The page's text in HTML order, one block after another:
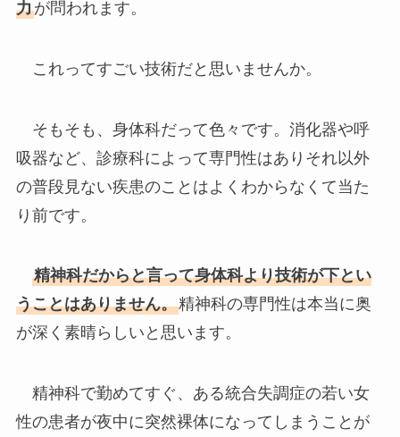
力が問われます。
これってすごい技術だと思いませんか。
そもそも、身体科だって色々です。消化器や呼
吸器など、診療科によって専門性はありそれ以外
の普段見ない疾患のことはよくわからなくて当た
り前です。
精神科だからと言って身体科より技術が下とい
うことはありません。精神科の専門性は本当に奥
が深く素晴らしいと思います。
精神科で勤めてすぐ、ある統合失調症の若い女
性の患者が夜中に突然裸体になってしまうことが